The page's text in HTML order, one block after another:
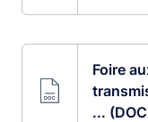
Foire
...